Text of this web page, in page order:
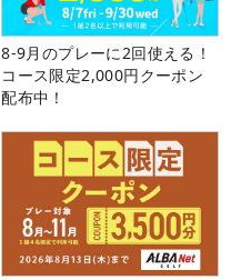
8-9月のプレーに2回使える！
コース限定2,000円クーポン
配布中！